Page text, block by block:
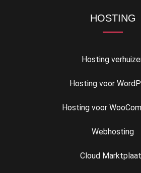
HOSTING
Hosting
Hosting voor
Hosting voor
Webhosting
Cloud